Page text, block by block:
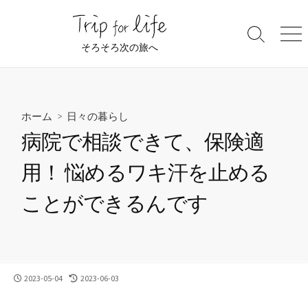
そろそろ次の旅へ
検
メ
ホーム > 日々の暮らし
病院で相談できて、保険適
用！ 悩めるワキ汗を止める
ことができるんです
公
2023-05-04
最
2023-06-03